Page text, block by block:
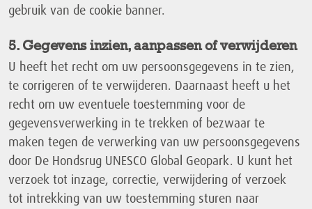
gebruik van de cookie banner.
5. Gegevens inzien, aanpassen of verwijderen
U heeft het recht om uw persoonsgegevens in te zien,
te corrigeren of te verwijderen. Daarnaast heeft u het
recht om uw eventuele toestemming voor de
gegevensverwerking in te trekken of bezwaar te
maken tegen de verwerking van uw persoonsgegevens
door De Hondsrug UNESCO Global Geopark. U kunt het
verzoek tot inzage, correctie, verwijdering of verzoek
tot intrekking van uw toestemming sturen naar